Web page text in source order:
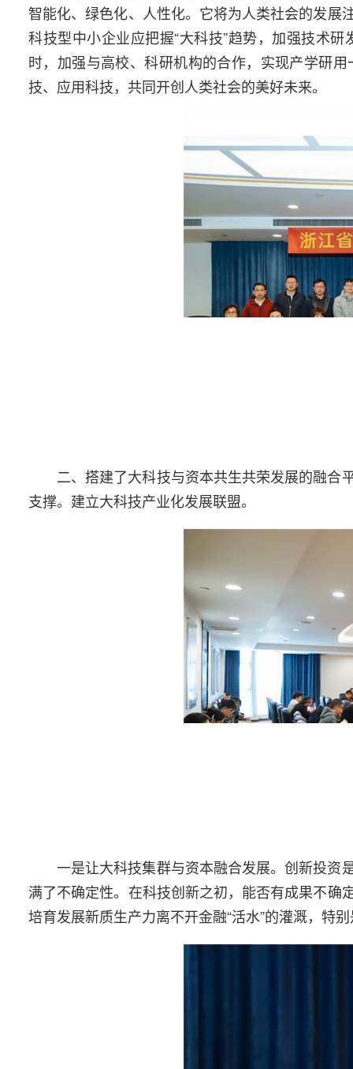
智能化、绿色化、人性化。它将为人类社会的发
科技型中小企业应把握“大科技”趋势，加强技术
时，加强与高校、科研机构的合作，实现产学研
技、应用科技，共同开创人类社会的美好未来。
二、搭建了大科技与资本共生共荣发展的融合
支撑。建立大科技产业化发展联盟。
一是让大科技集群与资本融合发展。创新投资
满了不确定性。在科技创新之初，能否有成果不
培育发展新质生产力离不开金融“活水”的灌溉，特